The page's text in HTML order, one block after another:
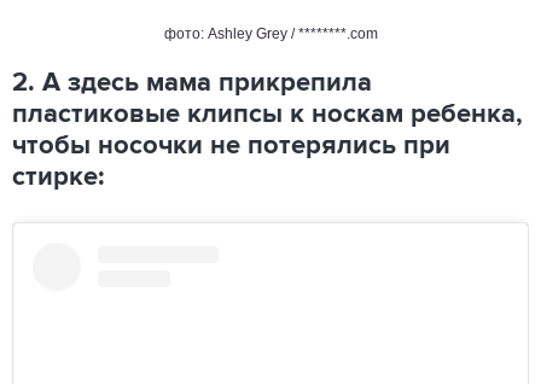
фото: Ashley Grey / ********.com
2. А здесь мама прикрепила
пластиковые клипсы к носкам ребенка,
чтобы носочки не потерялись при
стирке: